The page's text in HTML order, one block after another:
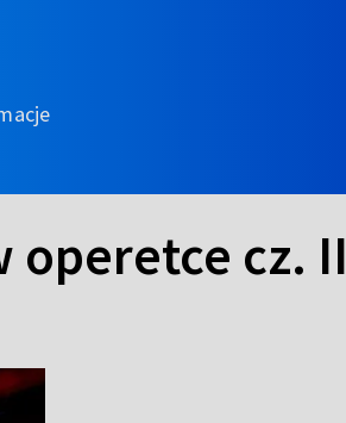
operetce cz. II